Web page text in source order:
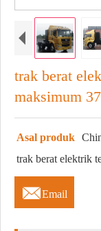
trak berat
maksimum
Asal produk
trak berat elektrik
Email